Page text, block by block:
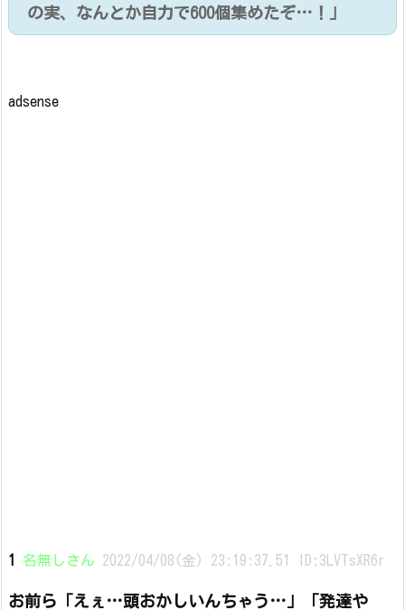
の実、なんとか自力で600個集めたぞ…！」
adsense
1 名無しさん 2022/04/08(金) 23:19:37.51 ID:3LVTsXR6r
お前ら「えぇ…頭おかしいんちゃう…」「発達や